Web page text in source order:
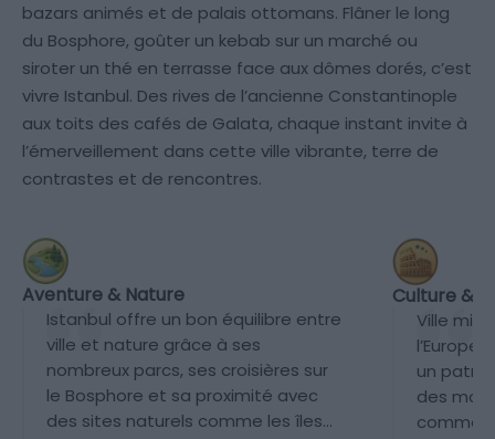
bazars animés et de palais ottomans. Flâner le long
du Bosphore, goûter un kebab sur un marché ou
siroter un thé en terrasse face aux dômes dorés, c’est
vivre Istanbul. Des rives de l’ancienne Constantinople
aux toits des cafés de Galata, chaque instant invite à
l’émerveillement dans cette ville vibrante, terre de
contrastes et de rencontres.
Aventure & Nature
Istanbul offre un bon équilibre entre
ville et nature grâce à ses
nombreux parcs, ses croisières sur
le Bosphore et sa proximité avec
des sites naturels comme les îles
Culture &
Ville
l’Europe
un
des
comme